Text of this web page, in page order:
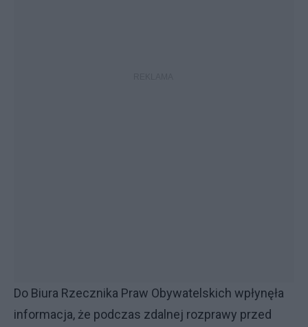
Do Biura Rzecznika Praw Obywatelskich wpłynęła
informacja, że podczas zdalnej rozprawy przed